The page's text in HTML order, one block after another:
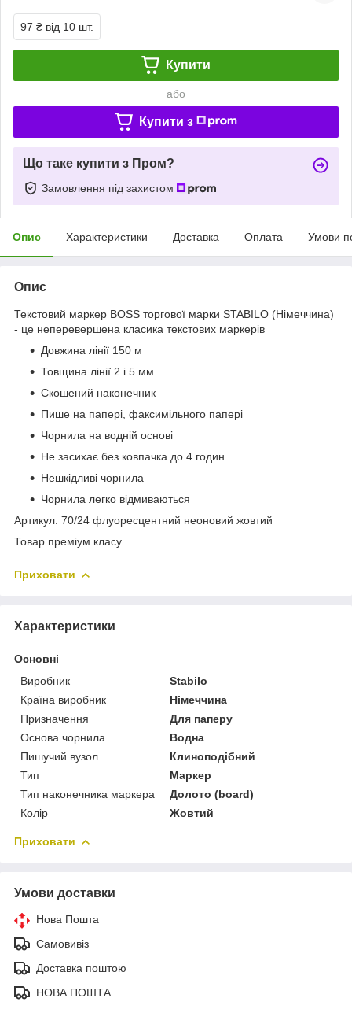
97 ₴ від 10 шт.
Купити
або
Купити з
Що таке купити з Пром?
Замовлення під захистом
Опис Характеристики Доставка Оплата Умови
Опис
Текстовий маркер BOSS торгової марки STABILO (Німеччина)
- це неперевершена класика текстових маркерів
Довжина лінії 150 м
Товщина лінії 2 і 5 мм
Скошений наконечник
Пише на папері, факсимільного папері
Чорнила на водній основі
Не засихає без ковпачка до 4 годин
Нешкідливі чорнила
Чорнила легко відмиваються
Артикул: 70/24 флуоресцентний неоновий жовтий
Товар преміум класу
Приховати
Характеристики
Основні
Виробник
Stabilo
Країна виробник
Німеччина
Призначення
Для паперу
Основа чорнила
Водна
Пишучий вузол
Клиноподібний
Тип
Маркер
Тип наконечника маркера
Долото (board)
Колір
Жовтий
Приховати
Умови доставки
Нова Пошта
Самовивіз
Доставка поштою
НОВА ПОШТА